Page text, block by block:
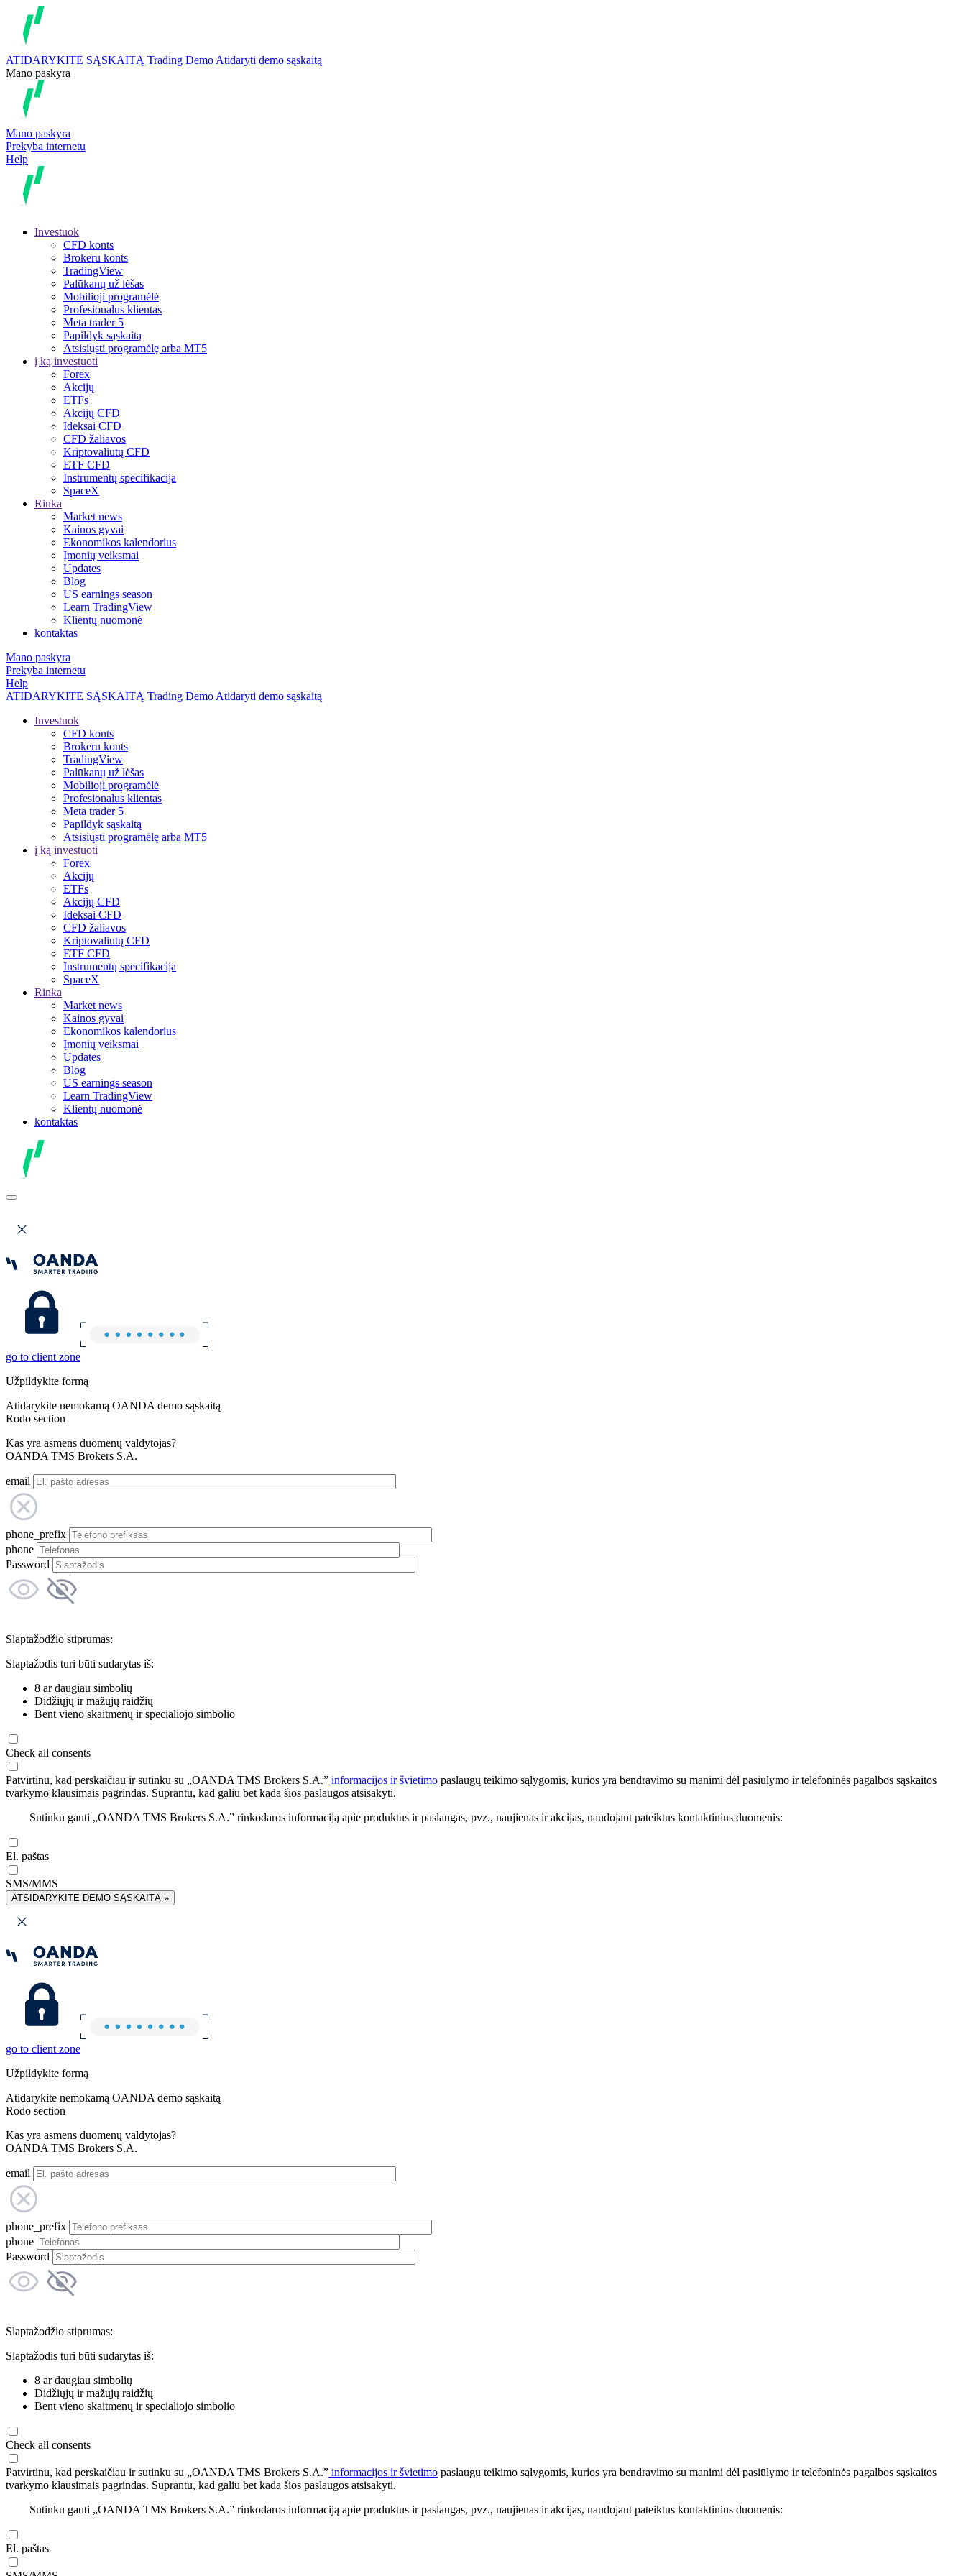
ATIDARYKITE SĄSKAITĄ Trading Demo Atidaryti demo sąskaitą
Mano paskyra
Mano paskyra
Prekyba internetu
Help
Investuok
CFD konts
Brokeru konts
TradingView
Palūkanų už lėšas
Mobilioji programėlė
Profesionalus klientas
Meta trader 5
Papildyk sąskaitą
Atsisiųsti programėlę arba MT5
į ką investuoti
Forex
Akcijų
ETFs
Akcijų CFD
Ideksai CFD
CFD žaliavos
Kriptovaliutų CFD
ETF CFD
Instrumentų specifikacija
SpaceX
Rinka
Market news
Kainos gyvai
Ekonomikos kalendorius
Įmonių veiksmai
Updates
Blog
US earnings season
Learn TradingView
Klientų nuomonė
kontaktas
Mano paskyra
Prekyba internetu
Help
ATIDARYKITE SĄSKAITĄ Trading Demo Atidaryti demo sąskaitą
Investuok
CFD konts
Brokeru konts
TradingView
Palūkanų už lėšas
Mobilioji programėlė
Profesionalus klientas
Meta trader 5
Papildyk sąskaitą
Atsisiųsti programėlę arba MT5
į ką investuoti
Forex
Akcijų
ETFs
Akcijų CFD
Ideksai CFD
CFD žaliavos
Kriptovaliutų CFD
ETF CFD
Instrumentų specifikacija
SpaceX
Rinka
Market news
Kainos gyvai
Ekonomikos kalendorius
Įmonių veiksmai
Updates
Blog
US earnings season
Learn TradingView
Klientų nuomonė
kontaktas
go to client zone
Užpildykite formą
Atidarykite nemokamą OANDA demo sąskaitą
Rodo section
Kas yra asmens duomenų valdytojas?
OANDA TMS Brokers S.A.
email
phone_prefix
phone
Password
Slaptažodžio stiprumas:
Slaptažodis turi būti sudarytas iš:
8 ar daugiau simbolių
Didžiųjų ir mažųjų raidžių
Bent vieno skaitmenų ir specialiojo simbolio
Check all consents
Patvirtinu, kad perskaičiau ir sutinku su „OANDA TMS Brokers S.A.” informacijos ir švietimo paslaugų teikimo sąlygomis, kurios yra bendravimo su manimi dėl pasiūlymo ir telefoninės pagalbos sąskaitos
tvarkymo klausimais pagrindas. Suprantu, kad galiu bet kada šios paslaugos atsisakyti.
Sutinku gauti „OANDA TMS Brokers S.A.” rinkodaros informaciją apie produktus ir paslaugas, pvz., naujienas ir akcijas, naudojant pateiktus kontaktinius duomenis:
El. paštas
SMS/MMS
ATSIDARYKITE DEMO SĄSKAITĄ »
go to client zone
Užpildykite formą
Atidarykite nemokamą OANDA demo sąskaitą
Rodo section
Kas yra asmens duomenų valdytojas?
OANDA TMS Brokers S.A.
email
phone_prefix
phone
Password
Slaptažodžio stiprumas:
Slaptažodis turi būti sudarytas iš:
8 ar daugiau simbolių
Didžiųjų ir mažųjų raidžių
Bent vieno skaitmenų ir specialiojo simbolio
Check all consents
Patvirtinu, kad perskaičiau ir sutinku su „OANDA TMS Brokers S.A.” informacijos ir švietimo paslaugų teikimo sąlygomis, kurios yra bendravimo su manimi dėl pasiūlymo ir telefoninės pagalbos sąskaitos
tvarkymo klausimais pagrindas. Suprantu, kad galiu bet kada šios paslaugos atsisakyti.
Sutinku gauti „OANDA TMS Brokers S.A.” rinkodaros informaciją apie produktus ir paslaugas, pvz., naujienas ir akcijas, naudojant pateiktus kontaktinius duomenis:
El. paštas